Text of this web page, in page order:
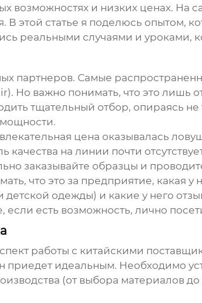
и низких ценах. На
этой статье я поделюсь опытом,
реальными случаями и уроками,
партнеров. Самые
Но важно понимать, что это лишь
тщательный отбор, опираясь
цена оказывалась
качества на линии почти
заказывайте образцы и
что это за предприятие, какая у
одежды) и какие у него
есть возможность, лично
работы с китайскими
приедет идеальным. Необходимо
(от выбора материалов